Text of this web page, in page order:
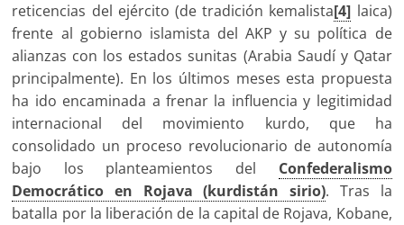
reticencias del ejército (de tradición kemalista[4] laica)
frente al gobierno islamista del AKP y su política de
alianzas con los estados sunitas (Arabia Saudí y Qatar
principalmente). En los últimos meses esta propuesta
ha ido encaminada a frenar la influencia y legitimidad
internacional del movimiento kurdo, que ha
consolidado un proceso revolucionario de autonomía
bajo los planteamientos del Confederalismo
Democrático en Rojava (kurdistán sirio). Tras la
batalla por la liberación de la capital de Rojava, Kobane,